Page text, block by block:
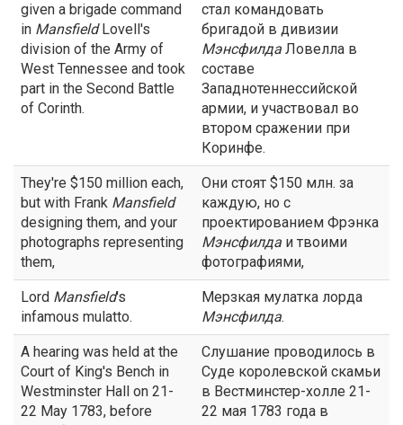
given a brigade command
in MansfieldLovell's
division of the Army of
West Tennessee and took
part in the Second Battle
of Corinth.
стал командовать
бригадой в дивизии
Мэнсфилда Ловелла в
составе
Западнотеннессийской
армии, и участвовал во
втором сражении при
Коринфе.
They're $150 million each,
but with Frank Mansfield
designing them, and your
photographs representing
them,
Они стоят $150 млн. за
каждую, но с
проектированием Фрэнка
Мэнсфилда и твоими
фотографиями,
Lord Mansfield's
infamous mulatto.
Мерзкая мулатка лорда
Мэнсфилда.
A hearing was held at the
Court of King's Bench in
Westminster Hall on 21-
22 May 1783, before
Слушание проводилось в
Суде королевской скамьи
в Вестминстер-холле 21-
22 мая 1783 года в